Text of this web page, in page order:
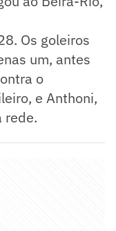
Os goleiros
um, antes
o
e Anthoni,
rede.